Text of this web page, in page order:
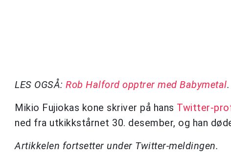
LES OGSÅ: Rob Halford opptrer med Babymetal.
Mikio Fujiokas kone skriver på hans Twitter-
ned fra utkikkstårnet 30. desember, og han
Artikkelen fortsetter under Twitter-meldingen.